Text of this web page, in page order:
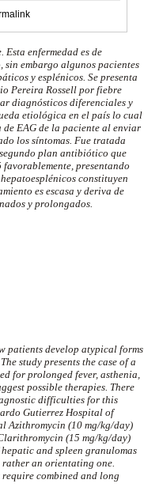
. Esta enfermedad es de
embargo algunos pacientes
y esplénicos. Se presenta
Pereira Rossell por fiebre
diagnósticos diferenciales y
etiológica en el país lo cual
EAG de la paciente al enviar
los síntomas. Fue tratada
plan antibiótico que
presentando
hepatoesplénicos constituyen
es escasa y deriva de
y prolongados.
patients develop atypical forms
study presents the case of a
for prolonged fever, asthenia,
possible therapies. There
difficulties for this
Gutierrez Hospital of
Azithromycin (10 mg/kg/day)
(15 mg/kg/day)
and spleen granulomas
an orientating one.
require combined and long